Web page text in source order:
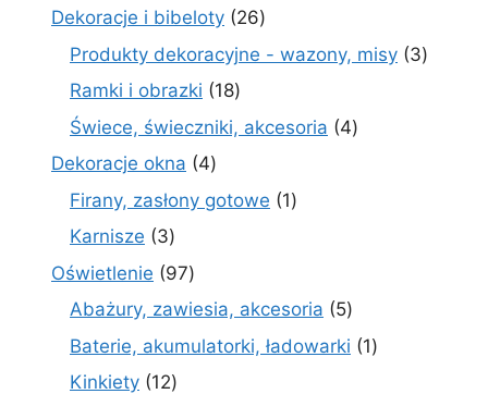
Dekoracje i bibeloty 2626
Produkty dekoracyjne - wazony, misy 33
Ramki i obrazki 1818
produktów
Świece, świeczniki, akcesoria 44
Dekoracje okna 44
produkty
Firany, zasłony gotowe 11
Karnisze 33
produkty
Oświetlenie 9797
produktów
Abażury, zawiesia, akcesoria 55
produktów
Baterie, akumulatorki, ładowarki 11
Kinkiety 1212